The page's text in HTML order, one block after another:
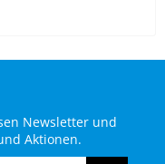
Newsletter und
Aktionen.